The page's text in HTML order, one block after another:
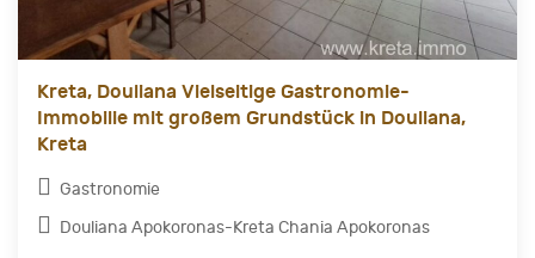
Kreta, Douliana Vielseitige Gastronomie-
Immobilie mit großem Grundstück in Douliana,
Kreta
Gastronomie
Douliana Apokoronas-Kreta Chania Apokoronas